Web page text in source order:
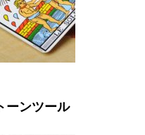
ーンツール